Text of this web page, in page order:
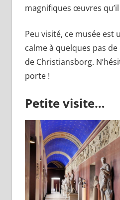
magnifiques œuvres
Peu visité, ce musée est
calme à quelques pas de
de Christiansborg.
porte !
Petite visite…